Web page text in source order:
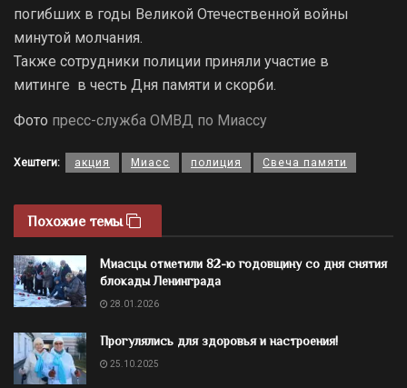
погибших в годы Великой Отечественной войны
минутой молчания.
Также сотрудники полиции приняли участие в
митинге в честь Дня памяти и скорби.
Фото пресс-служба ОМВД по Миассу
Хештеги: акция Миасс полиция Свеча памяти
Похожие темы
Миасцы отметили 82-ю годовщину со дня снятия
блокады Ленинграда
28.01.2026
Прогулялись для здоровья и настроения!
25.10.2025